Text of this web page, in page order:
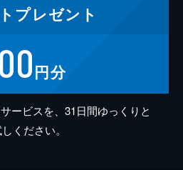
プレゼント
円分
ービスを、31日間ゆっくりと
ください。